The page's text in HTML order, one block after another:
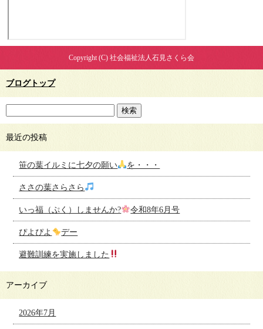
Copyright (C) 社会福祉法人石見さくら会
ブログトップ
最近の投稿
笹の葉イルミに七夕の願い を・・・
ささの葉さらさら
いっ福（ぷく）しませんか? 令和8年6月号
ぴよぴよ デー
避難訓練を実施しました
アーカイブ
2026年7月